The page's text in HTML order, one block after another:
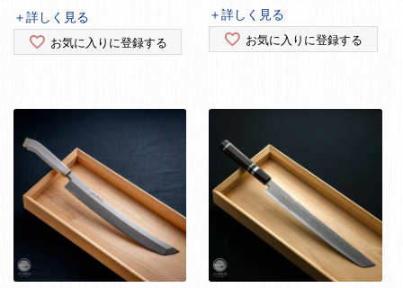
＋詳しく見る
お気に入りに登録する
＋詳しく見る
お気に入りに登録する